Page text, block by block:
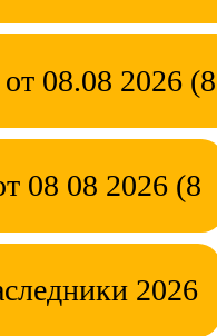
08.08 2026 (8
08 08 2026 (8
2026